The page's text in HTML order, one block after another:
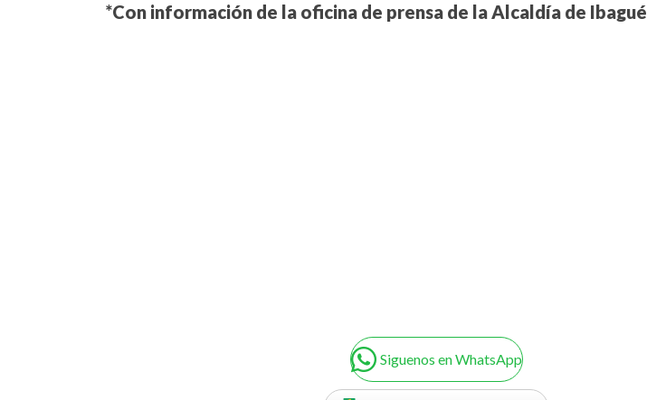
*Con información de la oficina de prensa de la Alcaldía de Ibagué
Siguenos en WhatsApp